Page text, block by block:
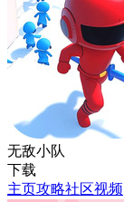
无敌小队
下载
主页攻略社区视频